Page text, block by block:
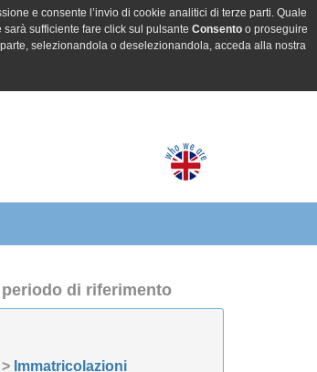
e consente l’invio di cookie analitici di terze parti. Quale
sufficiente fare click sul pulsante Consentoo proseguire
selezionandola o deselezionandola, acceda alla nostra
di riferimento
Immatricolazioni